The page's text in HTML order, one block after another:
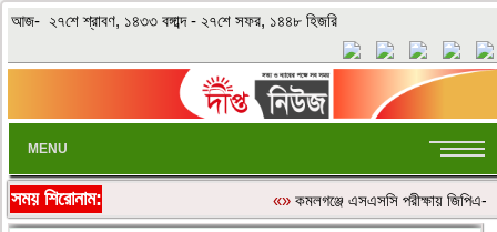
আজ- ২৭শে শ্রাবণ, ১৪৩৩ বঙ্গাব্দ - ২৭শে সফর, ১৪৪৮ হিজরি
MENU
সময় শিরোনাম: «»কমলগঞ্জে এসএসসি পরীক্ষায় জিপিএ-৫